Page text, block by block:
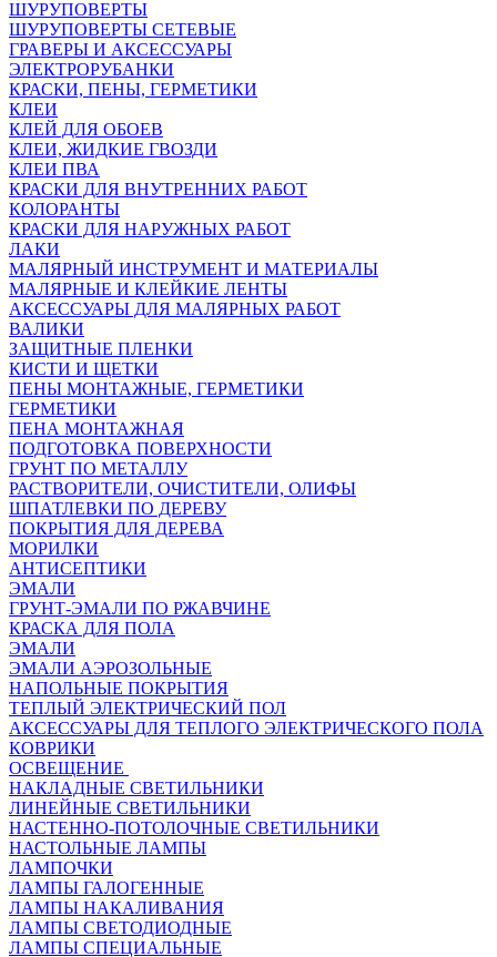
ШУРУПОВЕРТЫ
ШУРУПОВЕРТЫ СЕТЕВЫЕ
ГРАВЕРЫ И АКСЕССУАРЫ
ЭЛЕКТРОРУБАНКИ
КРАСКИ, ПЕНЫ, ГЕРМЕТИКИ
КЛЕИ
КЛЕЙ ДЛЯ ОБОЕВ
КЛЕИ, ЖИДКИЕ ГВОЗДИ
КЛЕИ ПВА
КРАСКИ ДЛЯ ВНУТРЕННИХ РАБОТ
КОЛОРАНТЫ
КРАСКИ ДЛЯ НАРУЖНЫХ РАБОТ
ЛАКИ
МАЛЯРНЫЙ ИНСТРУМЕНТ И МАТЕРИАЛЫ
МАЛЯРНЫЕ И КЛЕЙКИЕ ЛЕНТЫ
АКСЕССУАРЫ ДЛЯ МАЛЯРНЫХ РАБОТ
ВАЛИКИ
ЗАЩИТНЫЕ ПЛЕНКИ
КИСТИ И ЩЕТКИ
ПЕНЫ МОНТАЖНЫЕ, ГЕРМЕТИКИ
ГЕРМЕТИКИ
ПЕНА МОНТАЖНАЯ
ПОДГОТОВКА ПОВЕРХНОСТИ
ГРУНТ ПО МЕТАЛЛУ
РАСТВОРИТЕЛИ, ОЧИСТИТЕЛИ, ОЛИФЫ
ШПАТЛЕВКИ ПО ДЕРЕВУ
ПОКРЫТИЯ ДЛЯ ДЕРЕВА
МОРИЛКИ
АНТИСЕПТИКИ
ЭМАЛИ
ГРУНТ-ЭМАЛИ ПО РЖАВЧИНЕ
КРАСКА ДЛЯ ПОЛА
ЭМАЛИ
ЭМАЛИ АЭРОЗОЛЬНЫЕ
НАПОЛЬНЫЕ ПОКРЫТИЯ
ТЕПЛЫЙ ЭЛЕКТРИЧЕСКИЙ ПОЛ
АКСЕССУАРЫ ДЛЯ ТЕПЛОГО ЭЛЕКТРИЧЕСКОГО ПОЛА
КОВРИКИ
ОСВЕЩЕНИЕ
НАКЛАДНЫЕ СВЕТИЛЬНИКИ
ЛИНЕЙНЫЕ СВЕТИЛЬНИКИ
НАСТЕННО-ПОТОЛОЧНЫЕ СВЕТИЛЬНИКИ
НАСТОЛЬНЫЕ ЛАМПЫ
ЛАМПОЧКИ
ЛАМПЫ ГАЛОГЕННЫЕ
ЛАМПЫ НАКАЛИВАНИЯ
ЛАМПЫ СВЕТОДИОДНЫЕ
ЛАМПЫ СПЕЦИАЛЬНЫЕ